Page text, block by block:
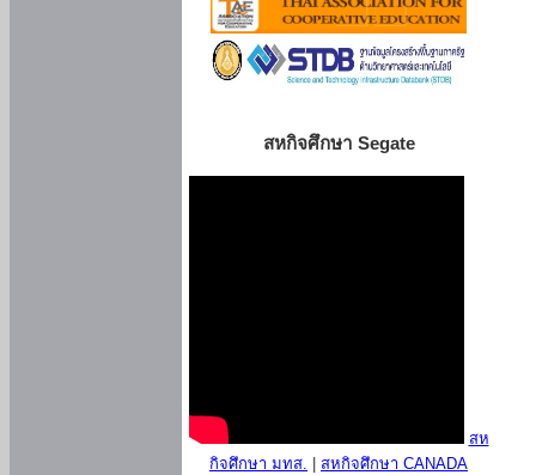
สหกิจศึกษา Segate
สห
กิจศึกษา มทส.
สหกิจศึกษา CANADA